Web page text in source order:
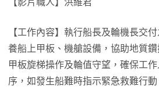
【影片職人】洪維君
【工作內容】執行船長及輪機長交
養船上甲板、機艙設備，協助地質
甲板旋梯操作及輪值守望，確保工
序，如發生船難時指示緊急救難行動